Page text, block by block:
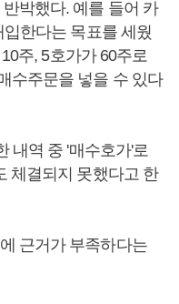
박했다. 예를 들어 카
한다는 목표를 세웠
주, 5호가가 60주로
수주문을 넣을 수 있다
내역 중 '매수호가'로
체결되지 못했다고 한
근거가 부족하다는